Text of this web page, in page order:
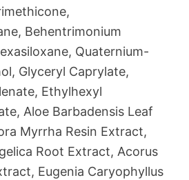
Behentrimonium
Quaternium-
Glyceryl Caprylate,
Ethylhexyl
Aloe Barbadensis Leaf
Myrrha Resin Extract,
Root Extract, Acorus
Eugenia Caryophyllus